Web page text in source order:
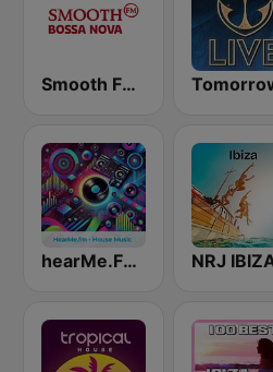
Smooth FM Bossa Nova
hearMe.FM House NRJ